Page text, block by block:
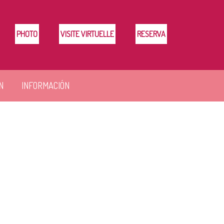
PHOTO VISITE VIRTUELLE RESERVA
INFORMACIÓN